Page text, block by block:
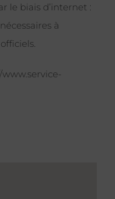
le biais d’internet :
à